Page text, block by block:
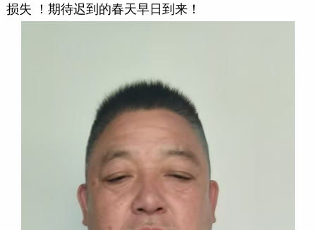
损失 ！期待迟到的春天早日到来！